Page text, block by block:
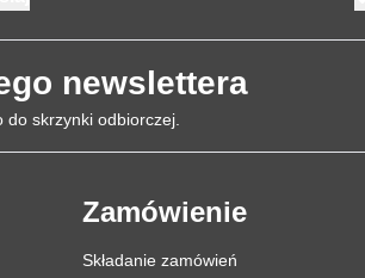
newslettera
skrzynki odbiorczej.
Zamówienie
Składanie zamówień